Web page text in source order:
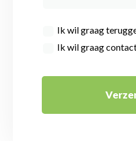
Ik wil graag
Ik wil graag